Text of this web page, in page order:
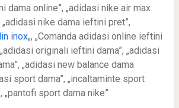
dama online”, „adidasi nike air max
„adidasi nike dama ieftini pret”,
inox„, „Comanda adidasi online ieftini
originali ieftini dama”, „adidasi
„adidasi new balance dama
sport dama”, „incaltaminte sport
„pantofi sport dama nike”